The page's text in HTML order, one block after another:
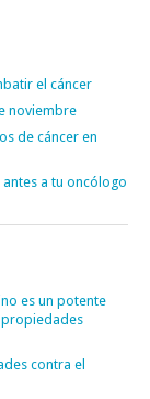
el cáncer
noviembre
de cáncer en
a tu oncólogo
es un potente
propiedades
contra el